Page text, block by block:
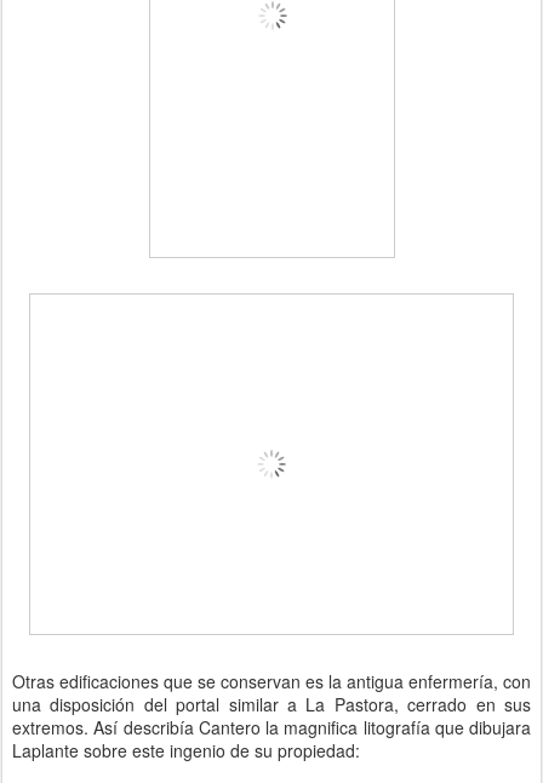
Otras edificaciones que se conservan es la antigua enfermería, con
una disposición del portal similar a La Pastora, cerrado en sus
extremos. Así describía Cantero la magnifica litografía que dibujara
Laplante sobre este ingenio de su propiedad: